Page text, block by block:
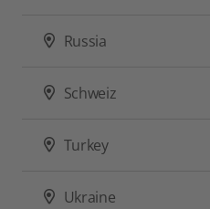
Russia
Schweiz
Turkey
Ukraine